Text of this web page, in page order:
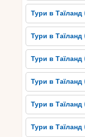
дайвінгом або
Красива
Таїланду
Також у місті є
скуштувати
смачненько
Том-Ям. Паттайя
яскраве життя
Самуї:
Мрійників
Тури в Таїланд
Тури в
Тури в Таїланд
Тури в
Тури в
Тури в Таїланд